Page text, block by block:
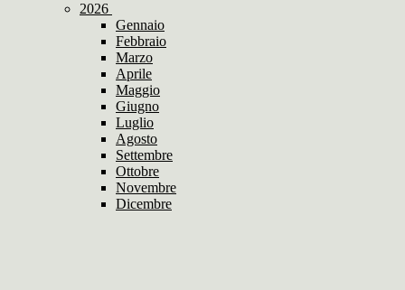
2026
Gennaio
Febbraio
Marzo
Aprile
Maggio
Giugno
Luglio
Agosto
Settembre
Ottobre
Novembre
Dicembre